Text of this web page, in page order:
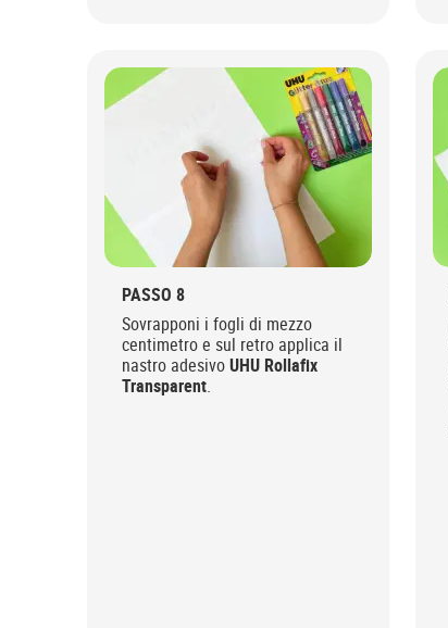
PASSO 8
Sovrapponi i fogli di mezzo
centimetro e sul retro applica il
nastro adesivoUHU Rollafix
Transparent.